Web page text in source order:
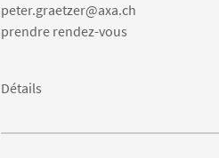
peter.graetzer@axa.ch
prendre rendez-vous
Détails